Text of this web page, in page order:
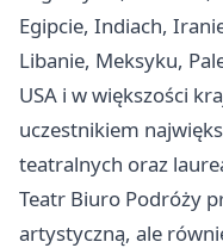
Egipcie, Indiach,
Libanie, Meksyku,
USA i w większości
uczestnikiem
teatralnych oraz
Teatr Biuro Podróży
artystyczną, ale